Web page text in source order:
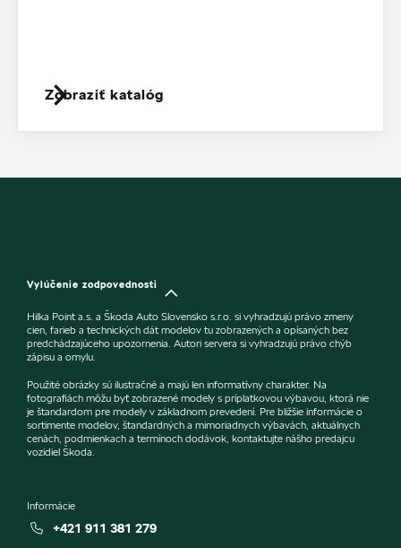
Zobraziť katalóg
Vylúčenie zodpovednosti
Hilka Point a.s. a Škoda Auto Slovensko s.r.o. si vyhradzujú právo zmeny
cien, farieb a technických dát modelov tu zobrazených a opísaných bez
predchádzajúceho upozornenia. Autori servera si vyhradzujú právo chýb
zápisu a omylu.
Použité obrázky sú ilustračné a majú len informatívny charakter. Na
fotografiách môžu byť zobrazené modely s príplatkovou výbavou, ktorá nie
je štandardom pre modely v základnom prevedení. Pre bližšie informácie o
sortimente modelov, štandardných a mimoriadnych výbavách, aktuálnych
cenách, podmienkach a termínoch dodávok, kontaktujte nášho predajcu
vozidiel Škoda.
Informácie
+421 911 381 279